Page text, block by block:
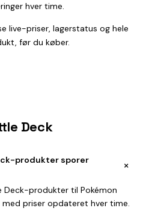
hver time.
live-priser, lagerstatus og hele
før du køber.
Deck
produkter sporer
+
Deck-produkter til Pokémon
med priser opdateret hver time.